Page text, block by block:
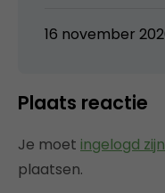
16 november
Plaats reactie
Je moet ingelogd
plaatsen.